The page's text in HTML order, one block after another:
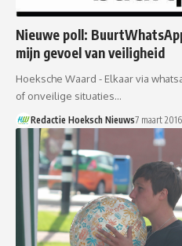
Nieuwe poll:
mijn gevoel van veiligheid
Hoeksche Waard - Elkaar via
of onveilige situaties…
Redactie Hoeksch Nieuws7 maart 2016